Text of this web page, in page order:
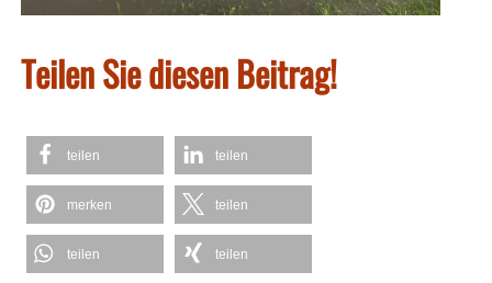
Teilen Sie diesen Beitrag!
teilen teilen
merken teilen
teilen teilen